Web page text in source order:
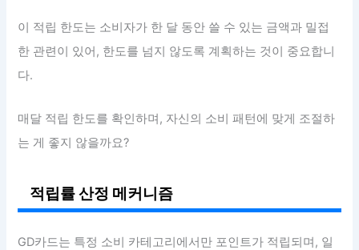
이 적립 한도는 소비자가 한 달 동안 쓸 수 있는 금액과 밀접
한 관련이 있어, 한도를 넘지 않도록 계획하는 것이 중요합니
다.
매달 적립 한도를 확인하며, 자신의 소비 패턴에 맞게 조절하
는 게 좋지 않을까요?
적립률 산정 메커니즘
GD카드는 특정 소비 카테고리에서만 포인트가 적립되며, 일